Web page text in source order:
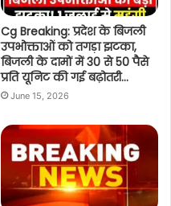
Cg Breaking: प्रदेश के बिजली
उपभोक्ताओं को तगड़ा झटका,
बिजली के दामों में 30 से 50 पैसे
प्रति यूनिट की गई बढ़ोतरी…
June 15, 2026